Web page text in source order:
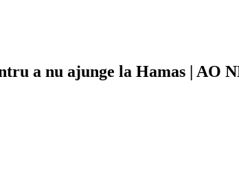
a nu ajunge la Hamas | AO